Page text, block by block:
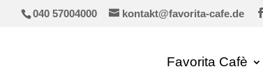
040 57004000 kontakt@favorita-cafe.de
Favorita Cafè